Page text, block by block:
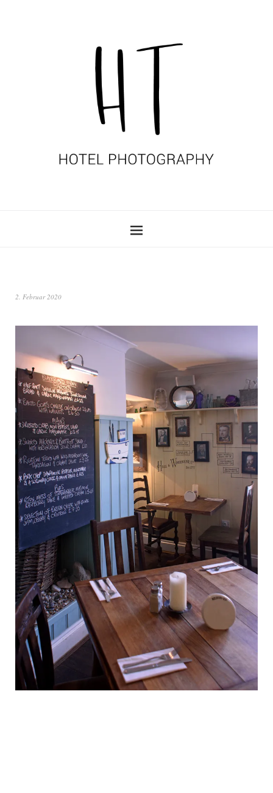
2. Februar 2020